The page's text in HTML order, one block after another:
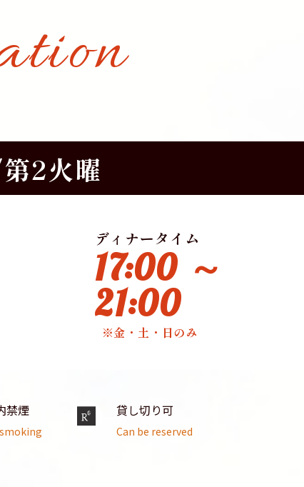
2火曜
ディナータイム
17:00 ～
21:00
※金・土・日のみ
禁煙 貸し切り可
Can be reserved